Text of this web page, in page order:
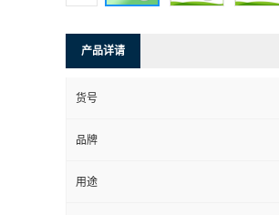
产品详请
货号
品牌
用途